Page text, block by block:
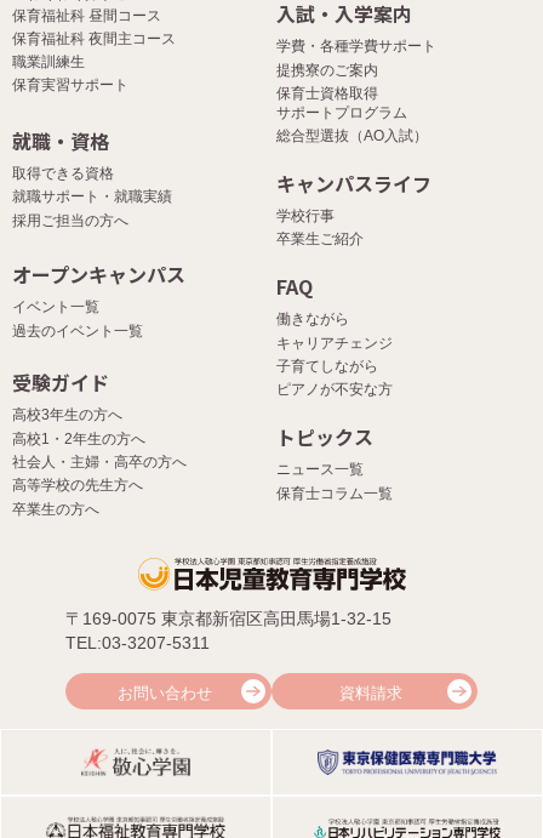
保育福祉科 昼間コース
保育福祉科 夜間主コース
職業訓練生
保育実習サポート
入試・入学案内
学費・各種学費サポート
提携寮のご案内
保育士資格取得
サポートプログラム
総合型選抜（AO入試）
就職・資格
取得できる資格
就職サポート・就職実績
採用ご担当の方へ
キャンパスライフ
学校行事
卒業生ご紹介
オープンキャンパス
イベント一覧
過去のイベント一覧
FAQ
働きながら
キャリアチェンジ
子育てしながら
ピアノが不安な方
受験ガイド
高校3年生の方へ
高校1・2年生の方へ
社会人・主婦・高卒の方へ
高等学校の先生方へ
卒業生の方へ
トピックス
ニュース一覧
保育士コラム一覧
〒169-0075 東京都新宿区高田馬場1-32-15
TEL:03-3207-5311
お問い合わせ 資料請求